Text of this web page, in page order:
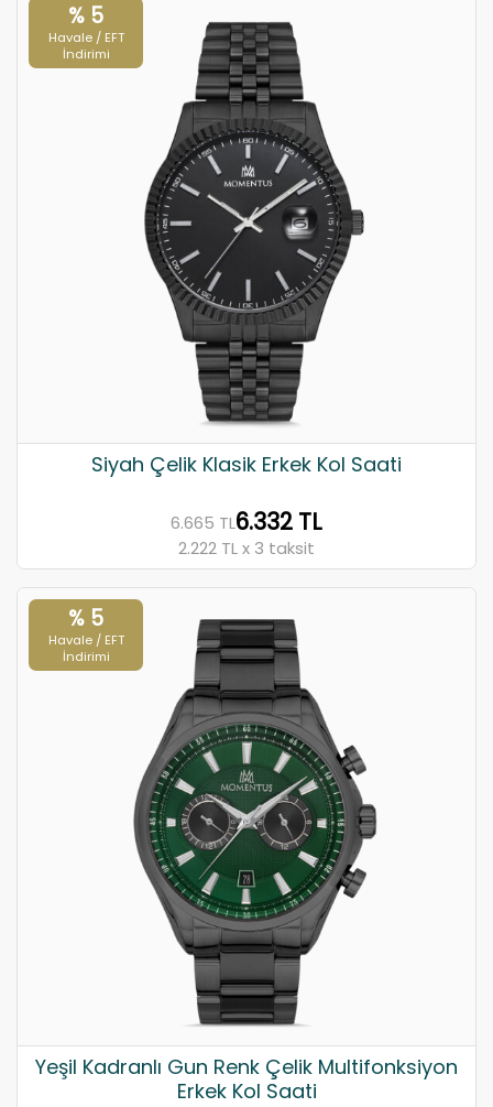
% 5
Havale / EFT
İndirimi
Siyah Çelik Klasik Erkek Kol Saati
6.665 TL6.332 TL
2.222 TL x 3 taksit
% 5
Havale / EFT
İndirimi
Yeşil Kadranlı Gun Renk Çelik Multifonksiyon
Erkek Kol Saati